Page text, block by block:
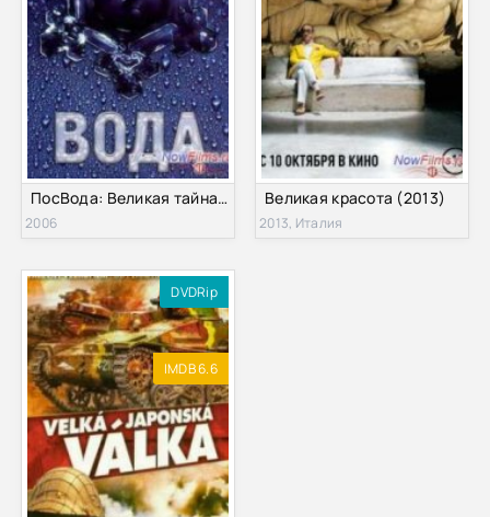
ПосВода: Великая тайна воды (2006)
2006
Великая красота (2013)
2013, Италия
DVDRip
IMDB 6.6